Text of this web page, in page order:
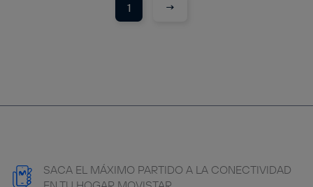
1 →
SACA EL MÁXIMO PARTIDO A LA CONECTIVIDAD